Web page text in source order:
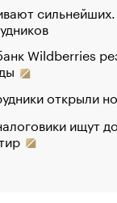
Wildberries
открыли
ищут